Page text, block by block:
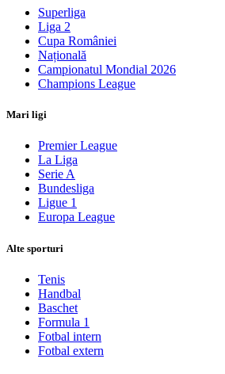
Superliga
Liga 2
Cupa României
Națională
Campionatul Mondial 2026
Champions League
Mari ligi
Premier League
La Liga
Serie A
Bundesliga
Ligue 1
Europa League
Alte sporturi
Tenis
Handbal
Baschet
Formula 1
Fotbal intern
Fotbal extern